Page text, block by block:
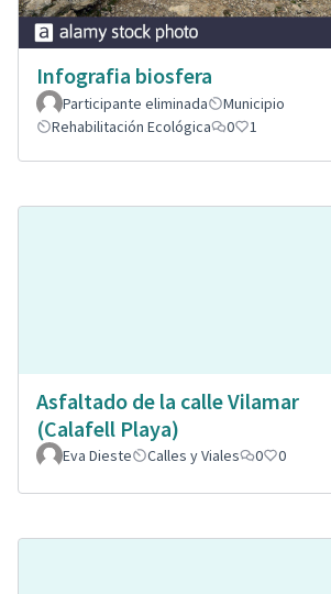
Infografia biosfera
Participante eliminada
Municipio
Rehabilitación Ecológica
0 1
Asfaltado de la calle Vilamar
(Calafell Playa)
Eva Dieste Calles y Viales 0 0